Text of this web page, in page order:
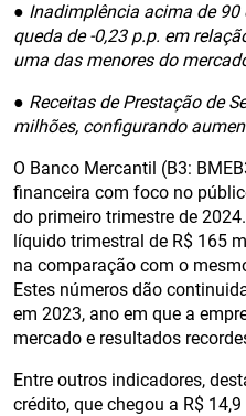
● Inadimplência acima de 90
queda de -0,23 p.p. em
uma das menores do
● Receitas de Prestação de
milhões, configurando
O Banco Mercantil (B3:
financeira com foco no
do primeiro trimestre de
líquido trimestral de R$ 165
na comparação com o
Estes números dão
em 2023, ano em que a
mercado e resultados
Entre outros indicadores,
crédito, que chegou a R$